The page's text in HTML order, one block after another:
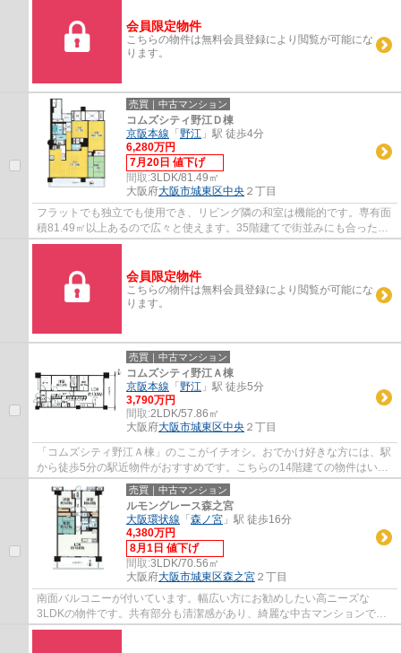
会員限定物件
こちらの物件は無料会員登録により閲覧が可能にな
ります。
売買｜中古マンション
コムズシティ野江Ｄ棟
京阪本線 「 野江 」駅 徒歩4分
6,280万円
7月20日 値下げ
間取:3LDK/81.49㎡
大阪府大阪市城東区中央 ２丁目
フラットでも独立でも使用でき、リビング隣の和室は機能的です。専有面
積81.49㎡以上あるので広々と使えます。35階建てで街並みにも合ったお
すすめの物件です。親しみをもてる押入が設...
会員限定物件
こちらの物件は無料会員登録により閲覧が可能にな
ります。
売買｜中古マンション
コムズシティ野江Ａ棟
京阪本線 「 野江 」駅 徒歩5分
3,790万円
間取:2LDK/57.86㎡
大阪府大阪市城東区中央 ２丁目
「コムズシティ野江Ａ棟」のここがイチオシ。おでかけ好きな方には、駅
から徒歩5分の駅近物件がおすすめです。こちらの14階建ての物件はいか
がでしょうか。バルコニーが付いています。...
売買｜中古マンション
ルモングレース森之宮
大阪環状線 「 森ノ宮 」駅 徒歩16分
4,380万円
8月1日 値下げ
間取:3LDK/70.56㎡
大阪府大阪市城東区森之宮 ２丁目
南面バルコニーが付いています。幅広い方にお勧めしたい高ニーズな
3LDKの物件です。共有部分も清潔感があり、綺麗な中古マンションで
す。11.97㎡の広さのバルコニー付き物件です。お客...